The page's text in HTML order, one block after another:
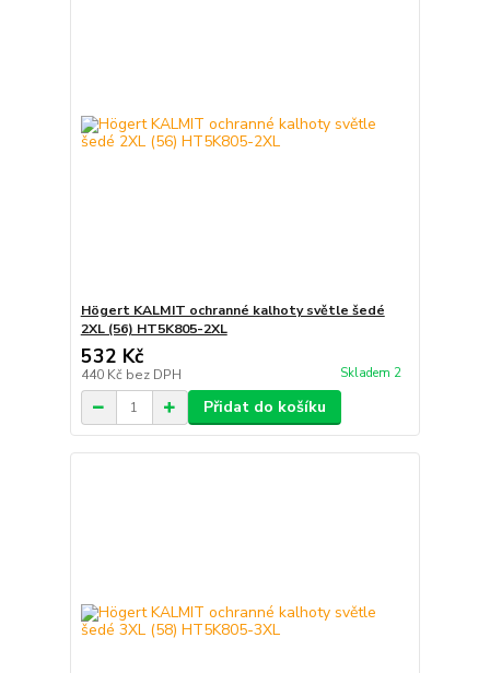
Högert KALMIT ochranné kalhoty světle šedé
2XL (56) HT5K805-2XL
532 Kč
440 Kč bez DPH Skladem 2
Přidat do košíku